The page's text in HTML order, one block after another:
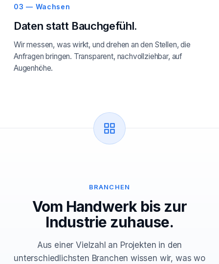
03 — Wachsen
Daten statt Bauchgefühl.
Wir messen, was wirkt, und drehen an den Stellen, die
Anfragen bringen. Transparent, nachvollziehbar, auf
Augenhöhe.
BRANCHEN
Vom Handwerk bis zur
Industrie zuhause.
Aus einer Vielzahl an Projekten in den
unterschiedlichsten Branchen wissen wir, was wo